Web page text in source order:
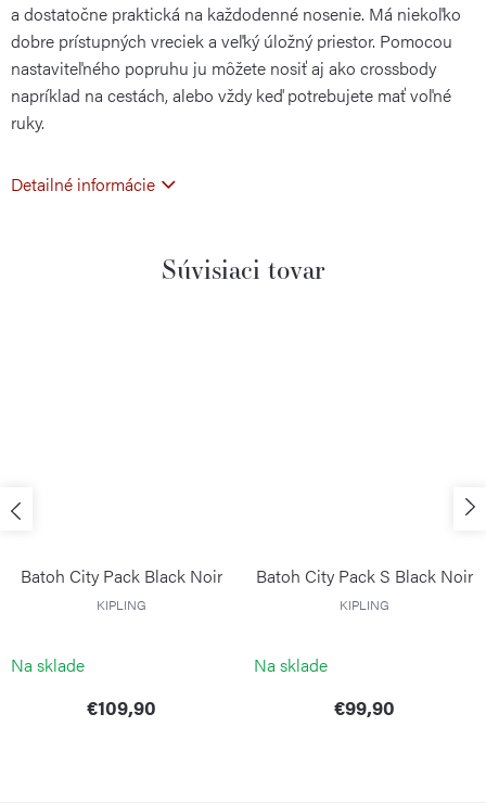
a dostatočne praktická na každodenné nosenie. Má niekoľko
dobre prístupných vreciek a veľký úložný priestor. Pomocou
nastaviteľného popruhu ju môžete nosiť aj ako crossbody
napríklad na cestách, alebo vždy keď potrebujete mať voľné
ruky.
Detailné informácie
Súvisiaci tovar
Batoh City Pack Black Noir
KIPLING
Na sklade
€109,90
Batoh City Pack S Black Noir
KIPLING
Na sklade
€99,90